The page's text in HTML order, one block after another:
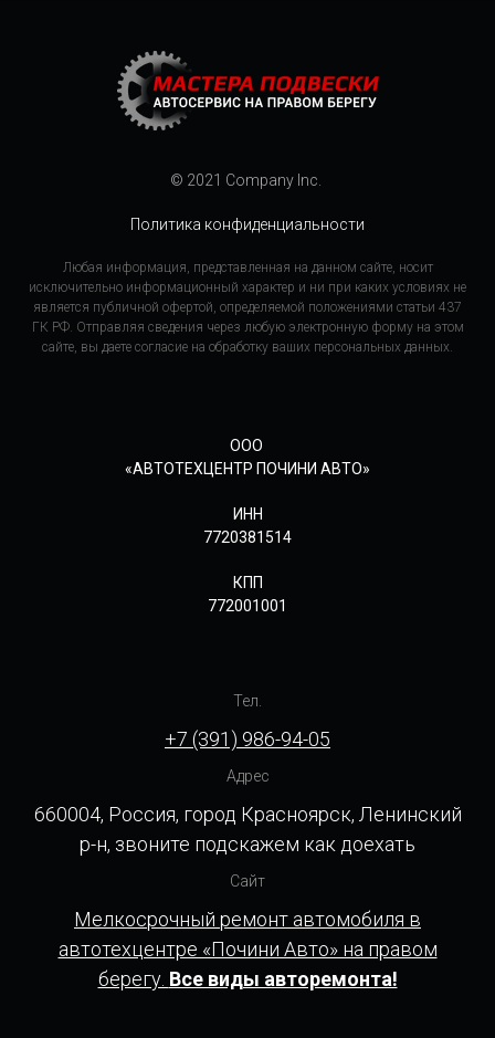
© 2021 Company Inc.
Политика конфиденциальности
Любая информация, представленная на данном сайте, носит
исключительно информационный характер и ни при каких условиях не
является публичной офертой, определяемой положениями статьи 437
ГК РФ. Отправляя сведения через любую электронную форму на этом
сайте, вы даете согласие на обработку ваших персональных данных.
ООО
«АВТОТЕХЦЕНТР ПОЧИНИ АВТО»
ИНН
7720381514
КПП
772001001
Тел.
+7 (391) 986-94-05
Адрес
660004, Россия, город Красноярск, Ленинский
р-н, звоните подскажем как доехать
Сайт
Мелкосрочный ремонт автомобиля в
автотехцентре «Почини Авто» на правом
берегу. Все виды авторемонта!